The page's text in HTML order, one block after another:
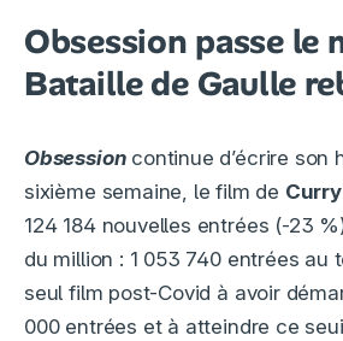
Obsession passe le
Bataille de Gaulle
Obsessioncontinue d’écrire son
sixième semaine, le film de
124 184 nouvelles entrées (-23
du million : 1 053 740 entrées au
seul film post-Covid à avoir
000 entrées et à atteindre ce